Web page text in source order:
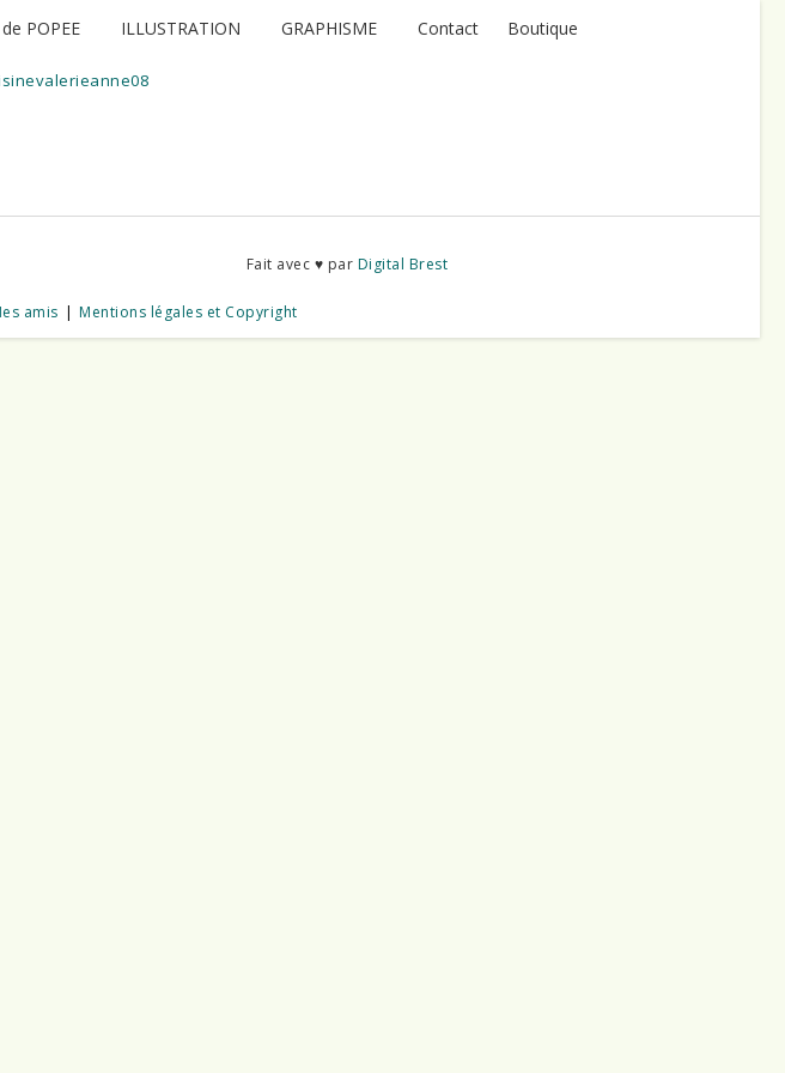
POPEE ILLUSTRATION GRAPHISME Contact Boutique
Fait avec ♥ par Digital Brest
amis Mentions légales et Copyright